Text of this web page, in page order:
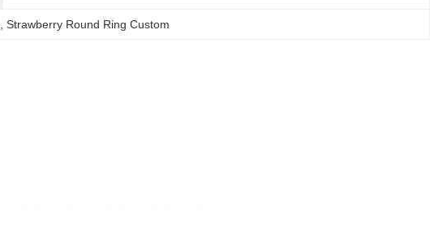
Strawberry Round Ring Custom